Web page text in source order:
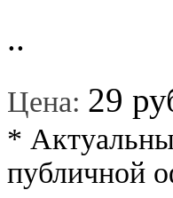
..
Цена: 29
*
публичной